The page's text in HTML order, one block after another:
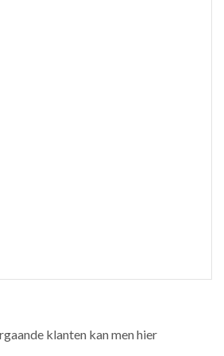
klanten kan men hier